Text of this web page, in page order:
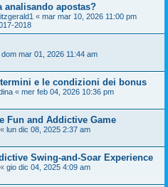
analisando apostas?
« mar mar 10, 2026 11:00 pm
2018
dom mar 01, 2026 11:44 am
e le condizioni dei bonus
« mer feb 04, 2026 10:36 pm
Fun and Addictive Game
« lun dic 08, 2025 2:37 am
Swing-and-Soar Experience
« gio dic 04, 2025 4:09 am